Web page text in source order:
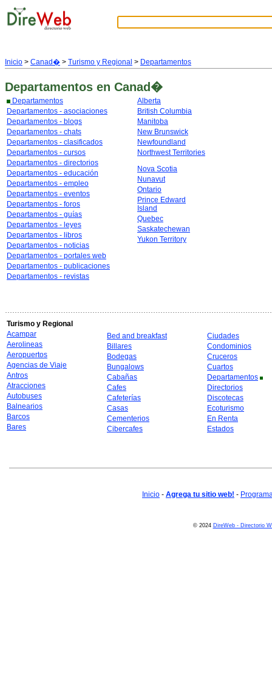
Inicio > Canad� > Turismo y Regional > Departamentos
Departamentos en Canad�
Departamentos
Departamentos - asociaciones
Departamentos - blogs
Departamentos - chats
Departamentos - clasificados
Departamentos - cursos
Departamentos - directorios
Departamentos - educación
Departamentos - empleo
Departamentos - eventos
Departamentos - foros
Departamentos - guías
Departamentos - leyes
Departamentos - libros
Departamentos - noticias
Departamentos - portales web
Departamentos - publicaciones
Departamentos - revistas
Alberta
British Columbia
Manitoba
New Brunswick
Newfoundland
Northwest Territories
Nova Scotia
Nunavut
Ontario
Prince Edward
Island
Quebec
Saskatechewan
Yukon Territory
Turismo y Regional
Acampar
Aerolineas
Aeropuertos
Agencias de Viaje
Antros
Atracciones
Autobuses
Balnearios
Barcos
Bares
Bed and breakfast
Billares
Bodegas
Bungalows
Cabañas
Cafes
Cafeterías
Casas
Cementerios
Cibercafes
Ciudades
Condominios
Cruceros
Cuartos
Departamentos
Directorios
Discotecas
Ecoturismo
En Renta
Estados
Inicio - Agrega tu sitio web! -
© 2024 DireWeb - Directorio